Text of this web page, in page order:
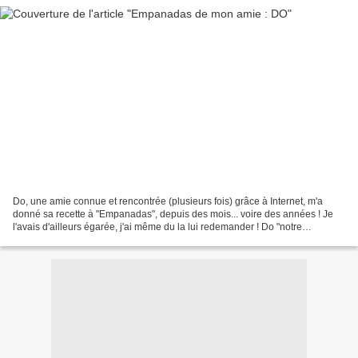
Do, une amie connue et rencontrée (plusieurs fois) grâce à Internet, m'a
donné sa recette à "Empanadas", depuis des mois... voire des années ! Je
l'avais d'ailleurs égarée, j'ai même du la lui redemander ! Do "notre